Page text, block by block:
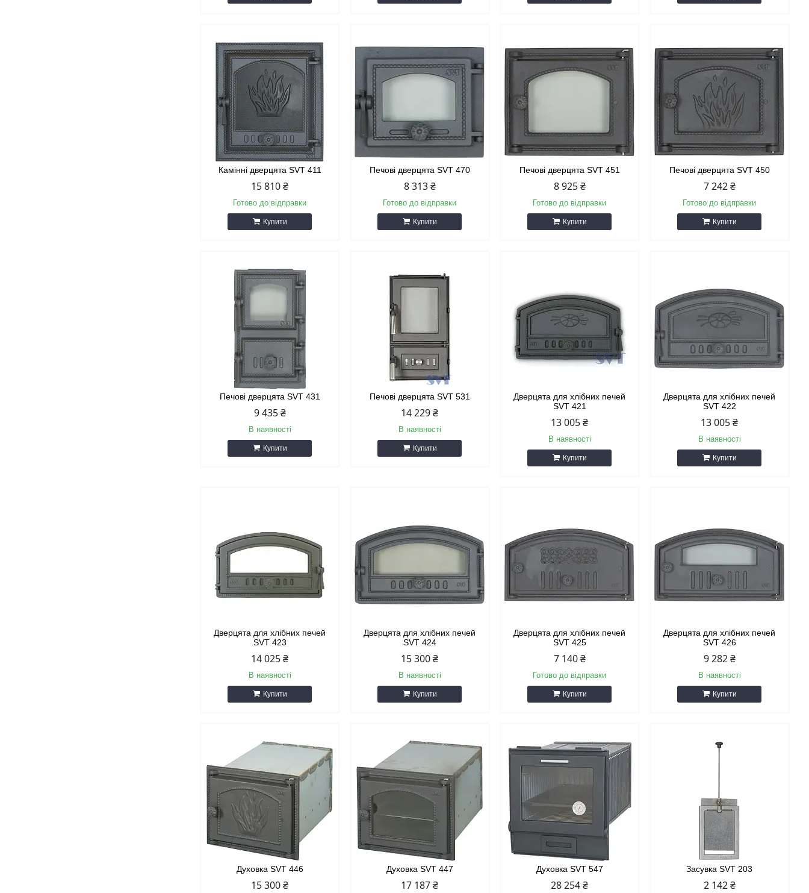
Камінні дверцята SVT 411
15 810 ₴
Готово до відправки
Купити
Печові дверцята SVT 470
8 313 ₴
Готово до відправки
Купити
Печові дверцята SVT 451
8 925 ₴
Готово до відправки
Купити
Печові дверцята SVT 450
7 242 ₴
Готово до відправки
Купити
Печові дверцята SVT 431
9 435 ₴
В наявності
Купити
Печові дверцята SVT 531
14 229 ₴
В наявності
Купити
Дверцята для хлібних печей
SVT 421
13 005 ₴
В наявності
Купити
Дверцята для хлібних печей
SVT 422
13 005 ₴
В наявності
Купити
Дверцята для хлібних печей
SVT 423
14 025 ₴
В наявності
Купити
Дверцята для хлібних печей
SVT 424
15 300 ₴
В наявності
Купити
Дверцята для хлібних печей
SVT 425
7 140 ₴
Готово до відправки
Купити
Дверцята для хлібних печей
SVT 426
9 282 ₴
В наявності
Купити
Духовка SVT 446
15 300 ₴
Духовка SVT 447
17 187 ₴
Духовка SVT 547
28 254 ₴
Засувка SVT 203
2 142 ₴